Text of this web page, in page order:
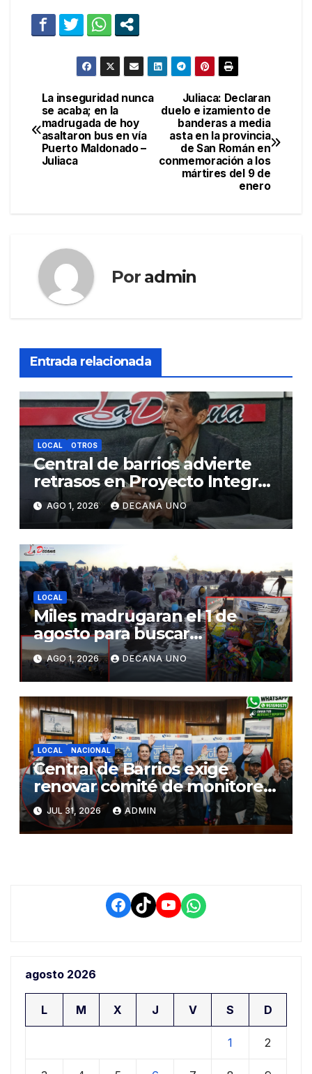
Navegación
de
entradas
Juliaca: Declaran
duelo e izamiento de
banderas a media
asta en la provincia
de San Román en
conmemoración a los
mártires del 9 de
enero
La inseguridad nunca
se acaba; en la
madrugada de hoy
asaltaron bus en vía
Puerto Maldonado –
Juliaca
Por admin
Entrada relacionada
LOCAL OTROS
Central de barrios advierte
retrasos en Proyecto Integral
de Agua y Alcantarillado para
Juliaca
AGO 1, 2026 DECANA UNO
LOCAL
Miles madrugaran el 1 de
agosto para buscar
piedrecillas en los ríos y
realizar la challa por la
riqueza y la prosperidad
AGO 1, 2026 DECANA UNO
LOCAL NACIONAL
Central de Barrios exige
renovar comité de monitoreo
del PIAA por presuntos
conflictos de interés y
retrasos
JUL 31, 2026 ADMIN
Facebook
TikTokYouTube
WhatsApp
agosto 2026
L M X J V S D
1 2